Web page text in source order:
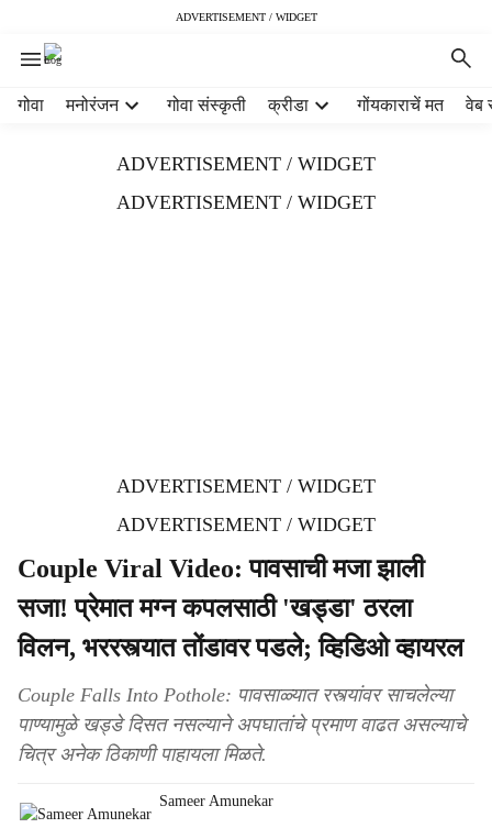
ADVERTISEMENT / WIDGET
गोवा मनोरंजन गोवा संस्कृती क्रीडा गोंयकाराचें मत वेब
ADVERTISEMENT / WIDGET
ADVERTISEMENT / WIDGET
ADVERTISEMENT / WIDGET
ADVERTISEMENT / WIDGET
Couple Viral Video: पावसाची मजा झाली
सजा! प्रेमात मग्न कपलसाठी 'खड्डा' ठरला
विलन, भररस्त्यात तोंडावर पडले; व्हिडिओ व्हायरल
Couple Falls Into Pothole: पावसाळ्यात रस्त्यांवर साचलेल्या
पाण्यामुळे खड्डे दिसत नसल्याने अपघातांचे प्रमाण वाढत असल्याचे
चित्र अनेक ठिकाणी पाहायला मिळते.
Sameer Amunekar